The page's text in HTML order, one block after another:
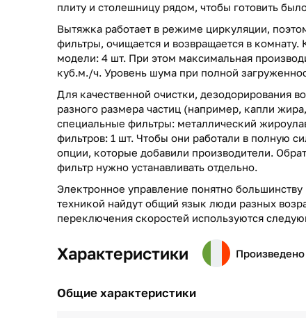
плиту и столешницу рядом, чтобы готовить
Вытяжка работает в режиме циркуляции,
фильтры, очищается и возвращается в комнату.
модели: 4 шт. При этом максимальная
куб.м./ч. Уровень шума при полной
Для качественной очистки, дезодорирования
разного размера частиц (например, капли
специальные фильтры: металлический
фильтров: 1 шт. Чтобы они работали в полную
опции, которые добавили производители.
фильтр нужно устанавливать отдельно.
Электронное управление понятно большинству
техникой найдут общий язык люди разных
переключения скоростей используются
Характеристики
Общие характеристики